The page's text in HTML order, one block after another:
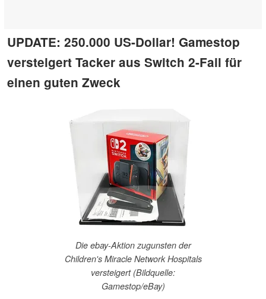
UPDATE: 250.000 US-Dollar! Gamestop
versteigert Tacker aus Switch 2-Fail für
einen guten Zweck
Die ebay-Aktion zugunsten der
Children's Miracle Network Hospitals
versteigert (Bildquelle:
Gamestop/eBay)